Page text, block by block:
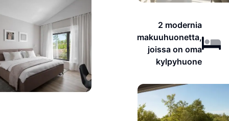
2 modernia
makuuhuonetta,
joissa on oma
kylpyhuone